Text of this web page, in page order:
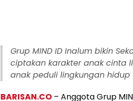
Grup MIND ID Inalum bikin
ciptakan karakter anak cinta
anak peduli lingkungan hidup
BARISAN.CO – Anggota Grup